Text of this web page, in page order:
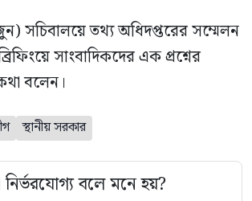
সচিবালয়ে তথ্য অধিদপ্তরের সম্মেলন
সাংবাদিকদের এক প্রশ্নের
বলেন।
স্থানীয় সরকার
বলে মনে হয়?